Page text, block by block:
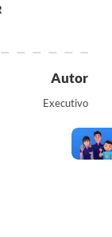
Autor
Executivo